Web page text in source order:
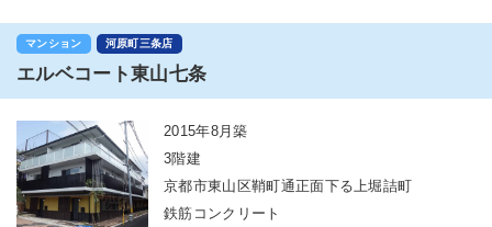
マンション 河原町三条店
エルベコート東山七条
2015年8月築
3階建
京都市東山区鞘町通正面下る上堀詰町
鉄筋コンクリート